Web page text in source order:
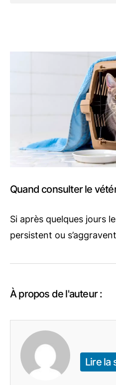
Quand consulter le
Si après quelques jours
persistent ou
À propos de l'auteur :
Lire la